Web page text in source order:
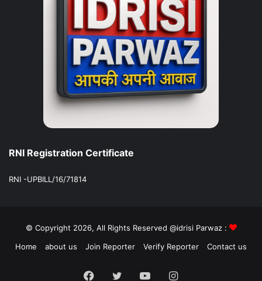
RNI Registration Certificate
RNI -UPBILL/16/71814
© Copyright 2026, All Rights Reserved @idrisi Parwaz :
Home
about us Join Reporter Verify Reporter Contact us
Facebook
TwitterYouTubeInstagram